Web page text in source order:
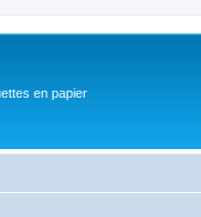
en papier